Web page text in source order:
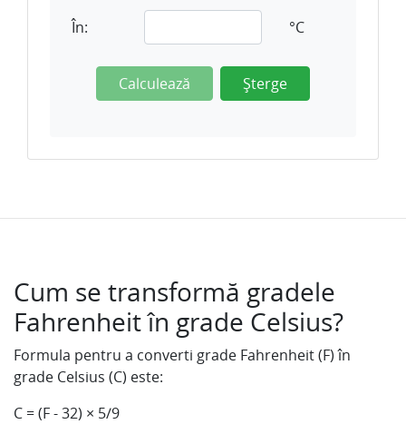
În: °C
Calculează Șterge
Cum se transformă gradele
Fahrenheit în grade Celsius?
Formula pentru a converti grade Fahrenheit (F) în
grade Celsius (C) este:
C = (F - 32) × 5/9